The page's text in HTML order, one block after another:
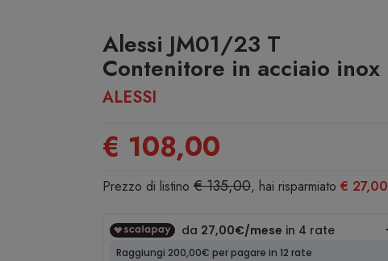
Alessi JM01/23 T
Contenitore in acciaio inox
ALESSI
€ 108,00
Prezzo di listino € 135,00, hai risparmiato € 27,00